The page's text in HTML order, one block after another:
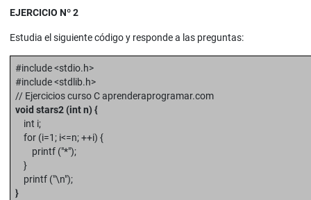
EJERCICIO Nº 2
Estudia el siguiente código y responde a las preguntas:
#include <stdio.h>
#include <stdlib.h>
// Ejercicios curso C aprenderaprogramar.com
void stars2 (int n) {
int i;
for (i=1; i<=n; ++i) {
printf ("*");
}
printf ("\n");
}